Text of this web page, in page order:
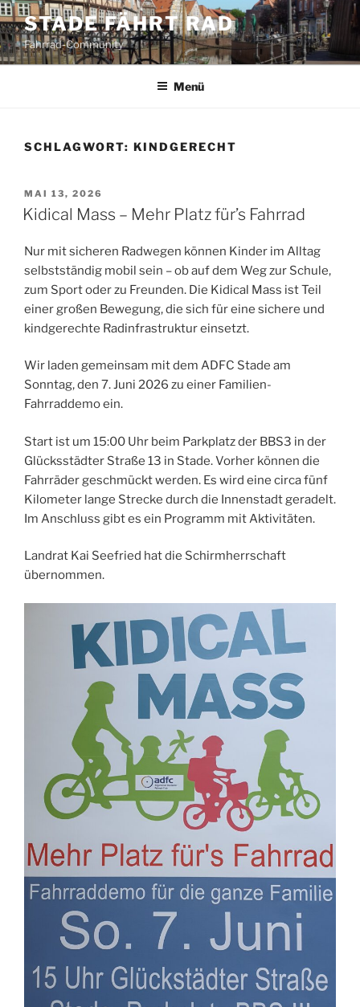
Zum
Inhalt
springen
STADE FÄHRT RAD
Fahrrad-Community
Menü
SCHLAGWORT: KINDGERECHT
VERÖFFENTLICHT
AM
MAI 13, 2026
Kidical Mass – Mehr Platz für’s Fahrrad
Nur mit sicheren Radwegen können Kinder im Alltag
selbstständig mobil sein – ob auf dem Weg zur Schule,
zum Sport oder zu Freunden. Die Kidical Mass ist Teil
einer großen Bewegung, die sich für eine sichere und
kindgerechte Radinfrastruktur einsetzt.
Wir laden gemeinsam mit dem ADFC Stade am
Sonntag, den 7. Juni 2026 zu einer Familien-
Fahrraddemo ein.
Start ist um 15:00 Uhr beim Parkplatz der BBS3 in der
Glücksstädter Straße 13 in Stade. Vorher können die
Fahrräder geschmückt werden. Es wird eine circa fünf
Kilometer lange Strecke durch die Innenstadt geradelt.
Im Anschluss gibt es ein Programm mit Aktivitäten.
Landrat Kai Seefried hat die Schirmherrschaft
übernommen.